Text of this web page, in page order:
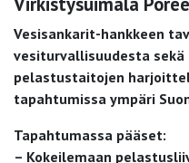
Vesisankarit-hankkeen
vesiturvallisuudesta
pelastustaitojen
tapahtumissa ympäri
Tapahtumassa pääset:
– Kokeilemaan